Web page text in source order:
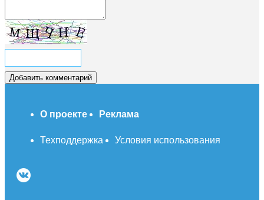
О проекте Реклама
Техподдержка Условия использования